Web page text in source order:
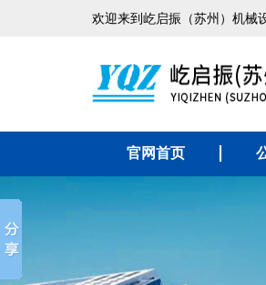
欢迎来到屹启振（苏州）机械
官网首页